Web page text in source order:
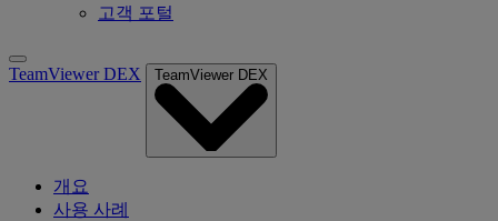
고객 포털
TeamViewer DEX TeamViewer DEX
개요
사용 사례